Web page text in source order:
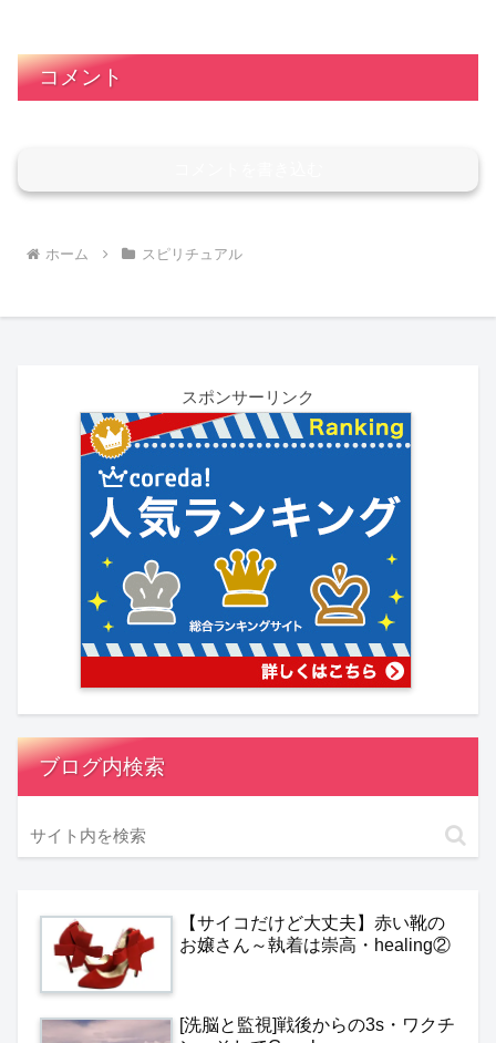
コメント
ホーム スピリチュアル
スポンサーリンク
ブログ内検索
【サイコだけど大丈夫】赤い靴の
お嬢さん～執着は崇高・healing②
[洗脳と監視]戦後からの3s・ワクチ